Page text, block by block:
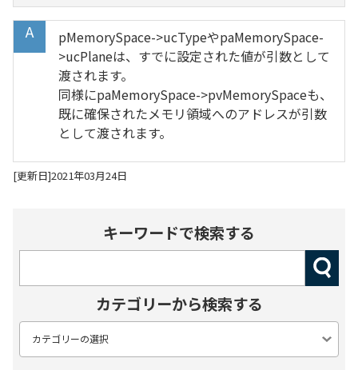
pMemorySpace->ucTypeやpaMemorySpace-
>ucPlaneは、すでに設定された値が引数として
渡されます。
同様にpaMemorySpace->pvMemorySpaceも、
既に確保されたメモリ領域へのアドレスが引数
として渡されます。
[更新日]2021年03月24日
キーワードで検索する
カテゴリーから検索する